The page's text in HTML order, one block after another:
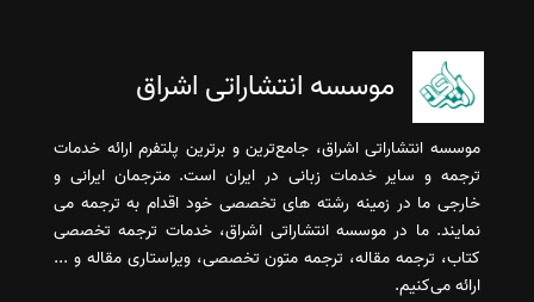
موسسه انتشاراتی اشراق
موسسه انتشاراتی اشراق، جامع‌ترین و برترین پلتفرم ارائه خدمات
ترجمه و سایر خدمات زبانی در ایران است. مترجمان ایرانی و
خارجی ما در زمینه رشته های تخصصی خود اقدام به ترجمه می
نمایند. ما در موسسه انتشاراتی اشراق، خدمات ترجمه تخصصی
کتاب، ترجمه مقاله، ترجمه متون تخصصی، ویراستاری مقاله و ...
ارائه می‌کنیم.